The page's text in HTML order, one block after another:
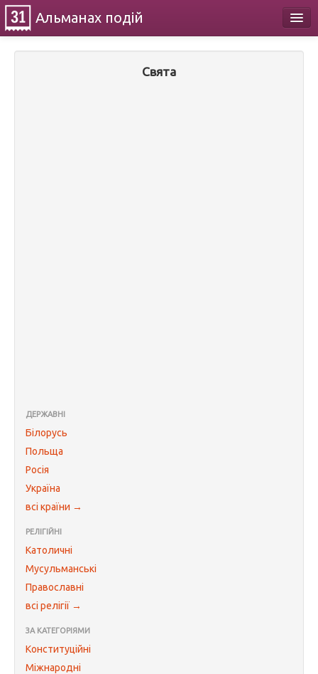
Альманах подій
Свята
ДЕРЖАВНІ
Білорусь
Польща
Росія
Україна
всі країни →
РЕЛІГІЙНІ
Католичні
Мусульманські
Православні
всі релігії →
ЗА КАТЕГОРІЯМИ
Конституційні
Міжнародні